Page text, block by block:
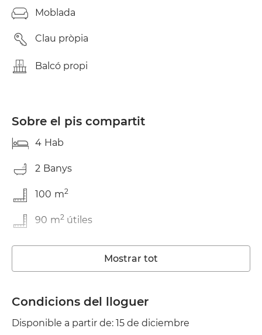
Moblada
Clau pròpia
Balcó propi
Sobre el pis compartit
4 Hab
2 Banys
100 m2
90 m2 útiles
En bon estat
Traster
Rentadora
Ascensor
Mostrar tot
Condicions del lloguer
Disponible a partir de: 15 de diciembre